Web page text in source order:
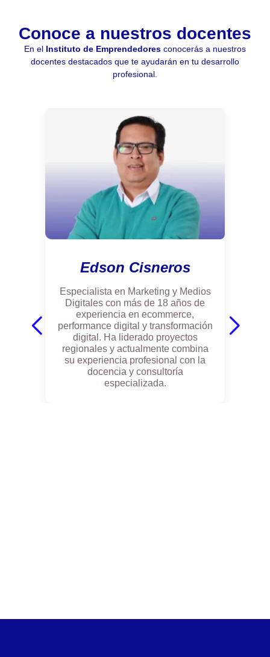
controlar la
calidad de
productos de
Conoce a nuestros docentes
En el Instituto de Emprendedores conocerás a nuestros
docentes destacados que te ayudarán en tu desarrollo
profesional.
Edson Cisneros
Especialista en Marketing y Medios
Digitales con más de 18 años de
experiencia en ecommerce,
performance digital y transformación
digital. Ha liderado proyectos
regionales y actualmente combina
su experiencia profesional con la
docencia y consultoría
especializada.